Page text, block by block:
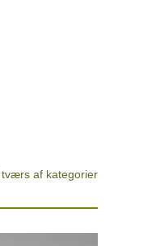
af kategorier